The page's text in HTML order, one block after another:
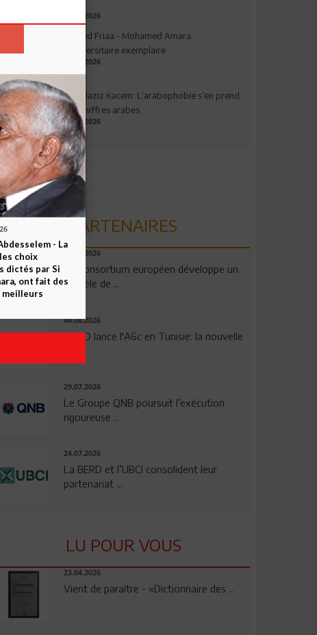
03.08.2026
Ahmed Friaa - Mohamed Amara:
l’Universitaire exemplaire
04.08.2026
Abdelaziz Kacem: L’arabophobie s’en prend
aux chiffres arabes
09.07.2026
PARTENAIRES
06.08.2026
Un consortium européen développe un
modèle de ...
04.08.2026
OPPO lance l'A6c en Tunisie: la nouvelle
29.07.2026
Le Groupe QNB poursuit l’exécution
rigoureuse ...
24.07.2026
La BERD et l’UBCI consolident leur
partenariat ...
LU POUR VOUS
23.04.2026
Vient de paraître - «Dictionnaire des ...
- La
choix
dictés par Si
ont fait des
meilleurs